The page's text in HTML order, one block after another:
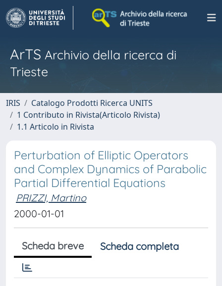
ArTS Archivio della ricerca di
Trieste
IRIS
Catalogo Prodotti Ricerca UNITS
1 Contributo in Rivista(Articolo Rivista)
1.1 Articolo in Rivista
Perturbation of Elliptic Operators
and Complex Dynamics of Parabolic
Partial Differential Equations
PRIZZI, Martino
2000-01-01
Scheda breve Scheda completa